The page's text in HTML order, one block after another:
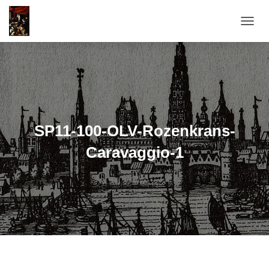
O
G
G
L
E
N
A
V
I
G
A
T
I
E
SP11-100-OLV-Rozenkrans-
Caravaggio-1